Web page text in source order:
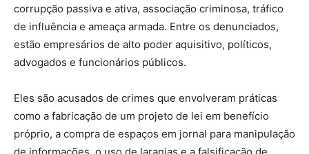
corrupção passiva e ativa, associação criminosa, tráfico
de influência e ameaça armada. Entre os denunciados,
estão empresários de alto poder aquisitivo, políticos,
advogados e funcionários públicos.
Eles são acusados de crimes que envolveram práticas
como a fabricação de um projeto de lei em benefício
próprio, a compra de espaços em jornal para manipulação